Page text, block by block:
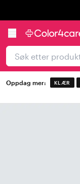
Oppdag mer: KLÆR